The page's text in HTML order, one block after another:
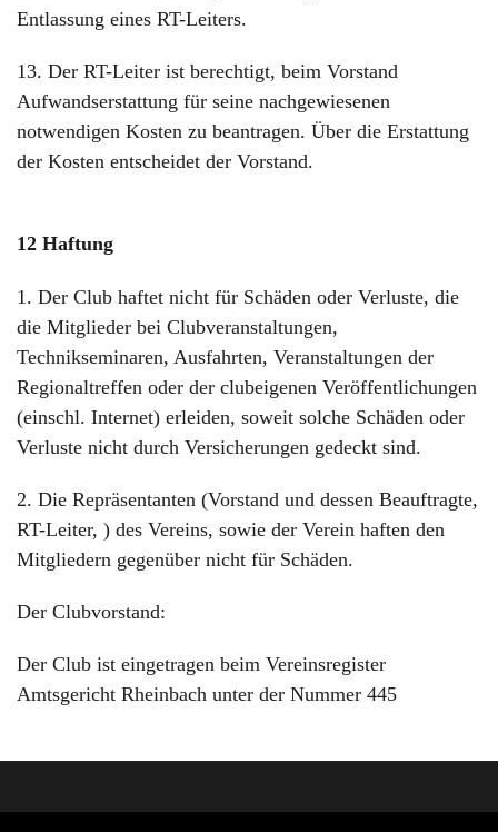
Entlassung eines RT-Leiters.
13. Der RT-Leiter ist berechtigt, beim Vorstand
Aufwandserstattung für seine nachgewiesenen
notwendigen Kosten zu beantragen. Über die Erstattung
der Kosten entscheidet der Vorstand.
12 Haftung
1. Der Club haftet nicht für Schäden oder Verluste, die
die Mitglieder bei Clubveranstaltungen,
Technikseminaren, Ausfahrten, Veranstaltungen der
Regionaltreffen oder der clubeigenen Veröffentlichungen
(einschl. Internet) erleiden, soweit solche Schäden oder
Verluste nicht durch Versicherungen gedeckt sind.
2. Die Repräsentanten (Vorstand und dessen Beauftragte,
RT-Leiter, ) des Vereins, sowie der Verein haften den
Mitgliedern gegenüber nicht für Schäden.
Der Clubvorstand:
Der Club ist eingetragen beim Vereinsregister
Amtsgericht Rheinbach unter der Nummer 445